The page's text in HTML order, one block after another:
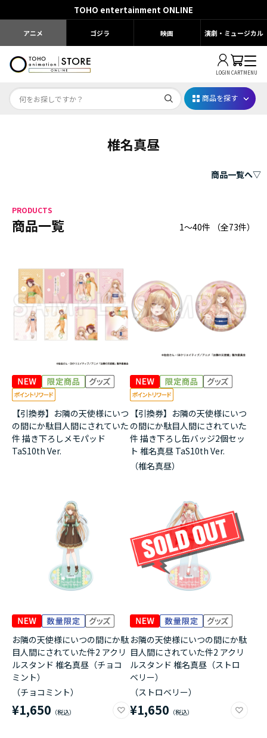
TOHO entertainment ONLINE
アニメ ゴジラ 映画 演劇・ミュージカル
LOGIN CARTMENU
Dr.STONE STONE FES.2026
薬屋のひとりごと 夏の園遊会2026
アニメ『僕のヒーローアカデミア』10周年
ハイキュー!!ジャージ＆ユニフォーム
『無職転生Ⅲ ～異世界行ったら本気だす～』
『ふつつかな悪女ではございますが ～雛宮蝶鼠と
りかえ伝～』
商品を探す
椎名真昼
商品一覧へ▽
PRODUCTS
商品一覧 1～40件 （全73件）
【引換券】お隣の天使様にいつ
の間にか駄目人間にされていた
件 描き下ろしメモパッド
TaS10th Ver.
【引換券】お隣の天使様にいつ
の間にか駄目人間にされていた
件 描き下ろし缶バッジ2個セッ
ト 椎名真昼 TaS10th Ver.
（椎名真昼）
お隣の天使様にいつの間にか駄
目人間にされていた件2 アクリ
ルスタンド 椎名真昼（チョコ
ミント）
（チョコミント）
¥1,650
お隣の天使様にいつの間にか駄
目人間にされていた件2 アクリ
ルスタンド 椎名真昼（ストロ
ベリー）
（ストロベリー）
¥1,650